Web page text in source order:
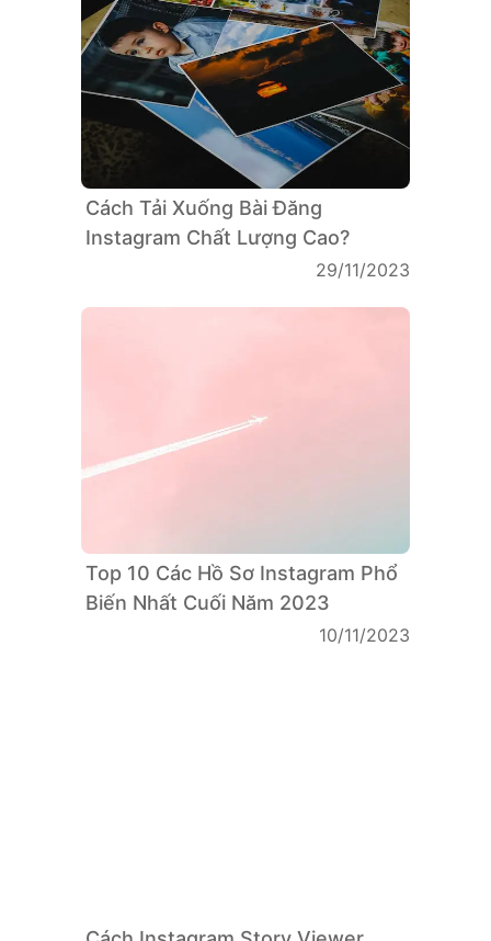
Cách Tải Xuống Bài Đăng
Instagram Chất Lượng Cao?
29/11/2023
Top 10 Các Hồ Sơ Instagram Phổ
Biến Nhất Cuối Năm 2023
10/11/2023